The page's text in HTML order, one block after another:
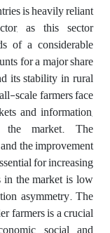
is heavily reliant
as this sector
of a considerable
for a major share
its stability in rural
scale farmers face
and information,
market. The
the improvement
for increasing
the market is low
asymmetry. The
farmers is a crucial